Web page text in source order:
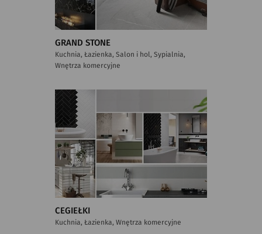
GRAND STONE
Kuchnia, Łazienka, Salon i hol, Sypialnia,
Wnętrza komercyjne
CEGIEŁKI
Kuchnia, Łazienka, Wnętrza komercyjne